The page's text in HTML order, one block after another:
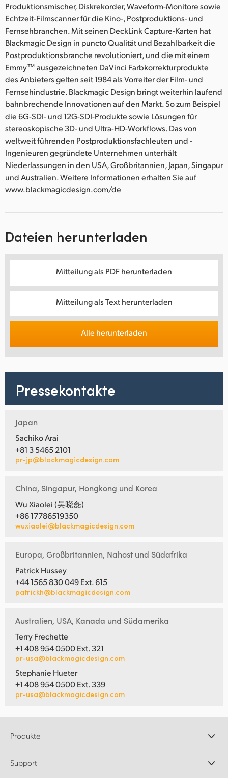
Produktionsmischer, Diskrekorder, Waveform-Monitore sowie
Echtzeit-Filmscanner für die Kino-, Postproduktions- und
Fernsehbranchen. Mit seinen DeckLink Capture-Karten hat
Blackmagic Design in puncto Qualität und Bezahlbarkeit die
Postproduktionsbranche revolutioniert, und die mit einem
Emmy™ ausgezeichneten DaVinci Farbkorrekturprodukte
des Anbieters gelten seit 1984 als Vorreiter der Film- und
Fernsehindustrie. Blackmagic Design bringt weiterhin laufend
bahnbrechende Innovationen auf den Markt. So zum Beispiel
die 6G-SDI- und 12G-SDI-Produkte sowie Lösungen für
stereoskopische 3D- und Ultra-HD-Workflows. Das von
weltweit führenden Postproduktionsfachleuten und -
Ingenieuren gegründete Unternehmen unterhält
Niederlassungen in den USA, Großbritannien, Japan, Singapur
und Australien. Weitere Informationen erhalten Sie auf
www.blackmagicdesign.com/de
Dateien herunterladen
Mitteilung als PDF herunterladen
Mitteilung als Text herunterladen
Alle herunterladen
Pressekontakte
Japan
Sachiko Arai
+81 3 5465 2101
pr-jp@blackmagicdesign.com
China, Singapur, Hongkong und Korea
Wu Xiaolei (吴晓磊)
+86 17786519350
wuxiaolei@blackmagicdesign.com
Europa, Großbritannien, Nahost und Südafrika
Patrick Hussey
+44 1565 830 049 Ext. 615
patrickh@blackmagicdesign.com
Australien, USA, Kanada und Südamerika
Terry Frechette
+1 408 954 0500 Ext. 321
pr-usa@blackmagicdesign.com
Stephanie Hueter
+1 408 954 0500 Ext. 339
pr-usa@blackmagicdesign.com
Produkte
DaVinci Resolve und Fusion Software
Support